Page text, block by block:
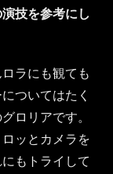
技を参考にし
ラにも観ても
ついてはたく
ロリアです。
ッとカメラを
もトライして